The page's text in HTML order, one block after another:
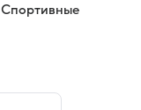
Спортивные